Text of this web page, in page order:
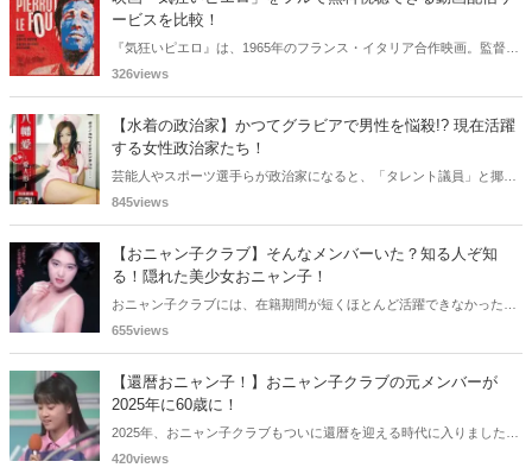
ービスを比較！
『気狂いピエロ』は、1965年のフランス・イタリア合作映画。監督は
ジャン＝リュック・ゴダール。アンナ・カリーナ、ジャン＝ポール・
をご紹介します。
326views
【水着の政治家】かつてグラビアで男性を悩殺!? 現在活躍
する女性政治家たち！
芸能人やスポーツ選手らが政治家になると、「タレント議員」と揶揄
されることがありますが、同時に、"タレントとしての活躍" が再注目
わどいショットで多くの男性を魅了した女性も!? 今回は、そんなグラ
ビアで活躍した女性政治家6名をご紹介します。
845views
【おニャン子クラブ】そんなメンバーいた？知る人ぞ知
る！隠れた美少女おニャン子！
おニャン子クラブには、在籍期間が短くほとんど活躍できなかったも
のの、知る人ぞ知る "美少女おニャン子" がいました。それも、強制的
子まで様々です。今回は、筆者の独断と偏見で、4人の "隠れ美少女お
ニャン子" をご紹介します。
655views
【還暦おニャン子！】おニャン子クラブの元メンバーが
2025年に60歳に！
2025年、おニャン子クラブもついに還暦を迎える時代に入りました。
おニャン子クラブの元メンバーは全員が昭和40年代生まれで、そのう
420views